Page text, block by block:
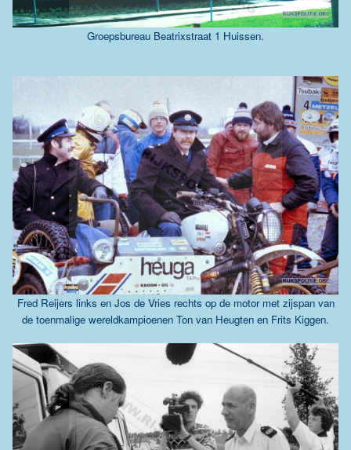
Groepsbureau Beatrixstraat 1 Huissen.
Fred Reijers links en Jos de Vries rechts op de motor met zijspan van
de toenmalige wereldkampioenen Ton van Heugten en Frits Kiggen.